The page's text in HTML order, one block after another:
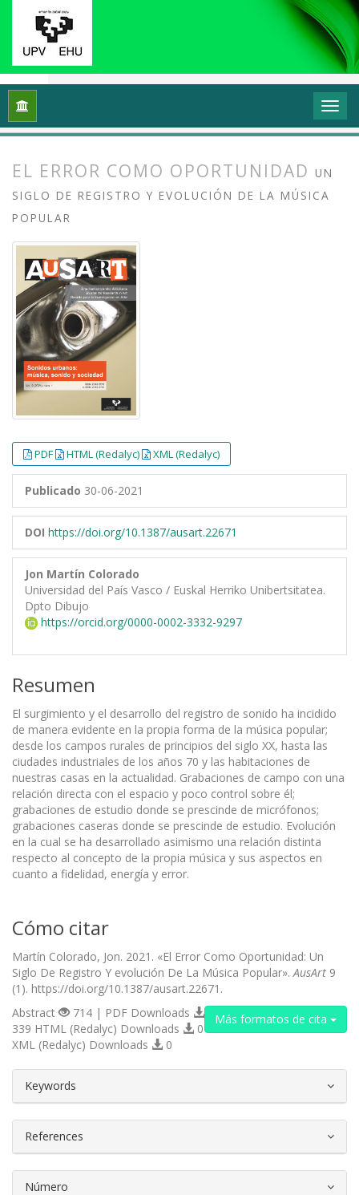
Inicio Vol. 9 Núm. 1 (2021): Sonidos urbanos:
EL ERROR COMO OPORTUNIDAD UN
SIGLO DE REGISTRO Y EVOLUCIÓN DE LA MÚSICA
POPULAR
PDF HTML (Redalyc) XML (Redalyc)
Publicado 30-06-2021
DOI https://doi.org/10.1387/ausart.22671
Jon Martín Colorado
Universidad del País Vasco / Euskal Herriko Unibertsitatea.
Dpto Dibujo
https://orcid.org/0000-0002-3332-9297
Resumen
El surgimiento y el desarrollo del registro de sonido ha incidido
de manera evidente en la propia forma de la música popular;
desde los campos rurales de principios del siglo XX, hasta las
ciudades industriales de los años 70 y las habitaciones de
nuestras casas en la actualidad. Grabaciones de campo con una
relación directa con el espacio y poco control sobre él;
grabaciones de estudio donde se prescinde de micrófonos;
grabaciones caseras donde se prescinde de estudio. Evolución
en la cual se ha desarrollado asimismo una relación distinta
respecto al concepto de la propia música y sus aspectos en
cuanto a fidelidad, energía y error.
Cómo citar
Martín Colorado, Jon. 2021. «El Error Como Oportunidad: Un
Siglo De Registro Y evolución De La Música Popular». AusArt 9
(1). https://doi.org/10.1387/ausart.22671.
Más formatos de cita
Abstract
714 | PDF Downloads
339 HTML (Redalyc) Downloads
0
XML (Redalyc) Downloads
0
Keywords
References
Número